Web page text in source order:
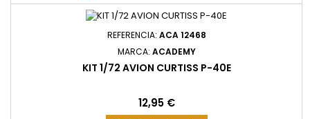
REFERENCIA: ACA 12468
MARCA: ACADEMY
KIT 1/72 AVION CURTISS P-40E
Precio
12,95 €